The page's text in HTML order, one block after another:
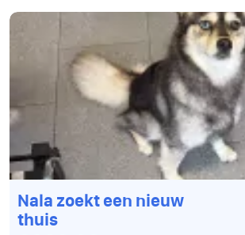
Nala zoekt een nieuw
thuis